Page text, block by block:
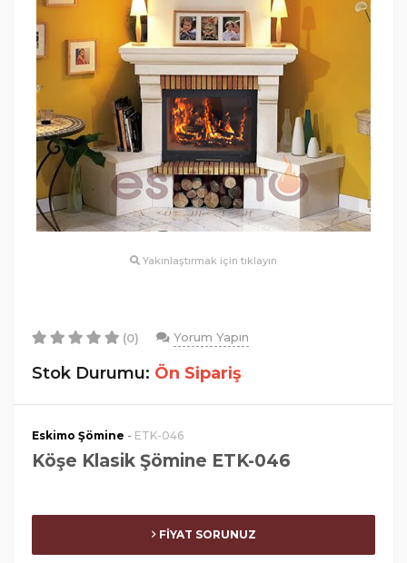
Yakınlaştırmak için tıklayın
(0) Yorum Yapın
Stok Durumu: Ön Sipariş
Eskimo Şömine - ETK-046
Köşe Klasik Şömine ETK-046
FİYAT SORUNUZ